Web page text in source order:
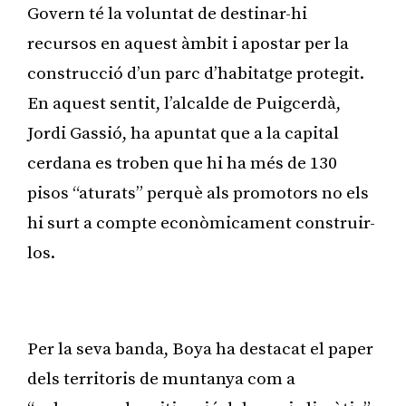
Govern té la voluntat de destinar-hi
recursos en aquest àmbit i apostar per la
construcció d’un parc d’habitatge protegit.
En aquest sentit, l’alcalde de Puigcerdà,
Jordi Gassió, ha apuntat que a la capital
cerdana es troben que hi ha més de 130
pisos “aturats” perquè als promotors no els
hi surt a compte econòmicament construir-
los.
Per la seva banda, Boya ha destacat el paper
dels territoris de muntanya com a